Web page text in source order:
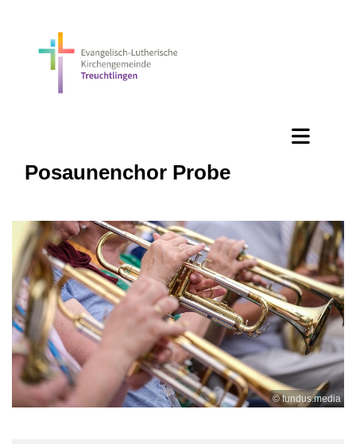
Posaunenchor Probe
© fundus.media